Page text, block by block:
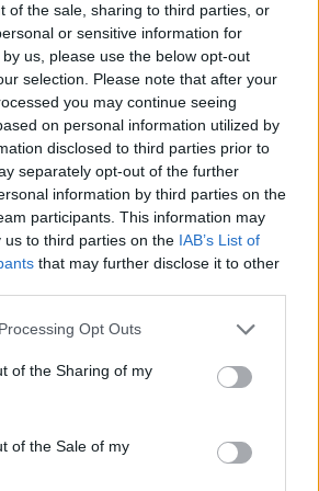
of the sale, sharing to third parties, or
or sensitive information for
us, please use the below opt-out
selection. Please note that after your
you may continue seeing
on personal information utilized by
disclosed to third parties prior to
separately opt-out of the further
information by third parties on the
participants. This information may
us to third parties on the IAB’s List of
that may further disclose it to other
website/app uses one or more Google
or usage behaviour. You may click to
to Google and its third-party tags to
specified purposes in below Google
Opt Outs
of the Sharing of my
of the Sale of my
fontolóra veszi
történő javítás